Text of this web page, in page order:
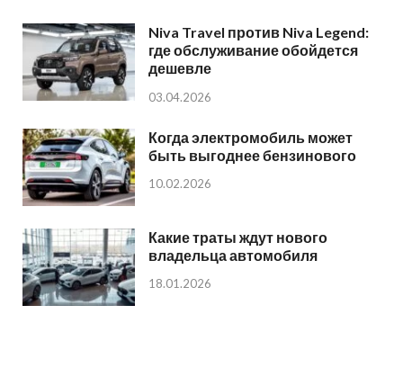
Niva Travel против Niva Legend:
где обслуживание обойдется
дешевле
03.04.2026
Когда электромобиль может
быть выгоднее бензинового
10.02.2026
Какие траты ждут нового
владельца автомобиля
18.01.2026